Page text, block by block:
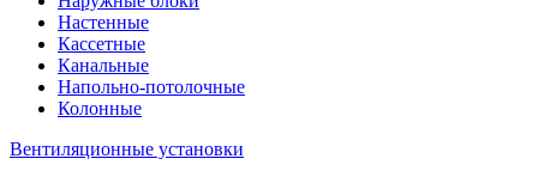
Настенные
Кассетные
Канальные
Напольно-потолочные
Колонные
Вентиляционные установки